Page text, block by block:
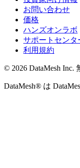
お問い合わせ
価格
ハンズオンラボ
サポートセンタ
利用規約
© 2026 DataMesh Inc.
DataMesh® は